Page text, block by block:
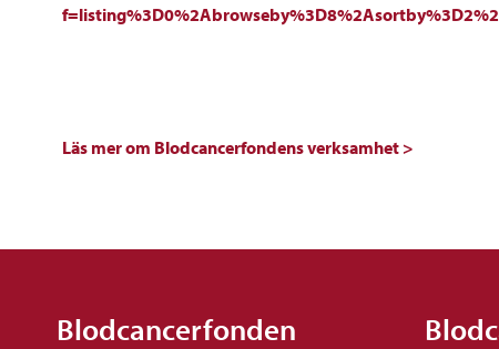
Läs mer om Blodcancerfondens verksamhet >
Blodcancerfonden